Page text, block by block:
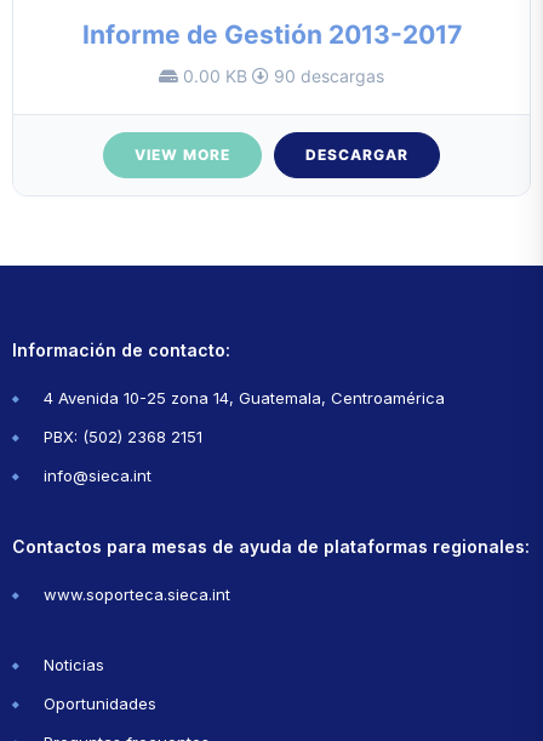
Informe de Gestión 2013-2017
0.00 KB 90 descargas
VIEW MORE DESCARGAR
Información de contacto:
4 Avenida 10-25 zona 14, Guatemala, Centroamérica
PBX: (502) 2368 2151
info@sieca.int
Contactos para mesas de ayuda de plataformas regionales:
www.soporteca.sieca.int
Noticias
Oportunidades